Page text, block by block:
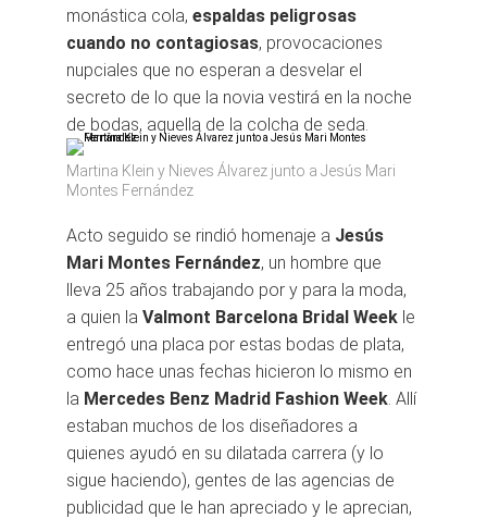
monástica cola, espaldas peligrosas
cuando no contagiosas, provocaciones
nupciales que no esperan a desvelar el
secreto de lo que la novia vestirá en la noche
de bodas, aquella de la colcha de seda.
Martina Klein y Nieves Álvarez junto a Jesús Mari
Montes Fernández
Acto seguido se rindió homenaje a Jesús
Mari Montes Fernández, un hombre que
lleva 25 años trabajando por y para la moda,
a quien la Valmont Barcelona Bridal Week le
entregó una placa por estas bodas de plata,
como hace unas fechas hicieron lo mismo en
la Mercedes Benz Madrid Fashion Week . Allí
estaban muchos de los diseñadores a
quienes ayudó en su dilatada carrera (y lo
sigue haciendo), gentes de las agencias de
publicidad que le han apreciado y le aprecian,